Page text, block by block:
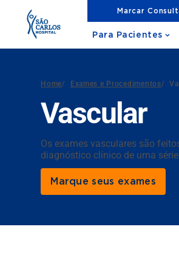
Marcar
Para Pacientes
Home/ Exames e Procedimentos/
Vascular
Os exames vasculares são
diagnóstico clínico de uma
Marque seus exames